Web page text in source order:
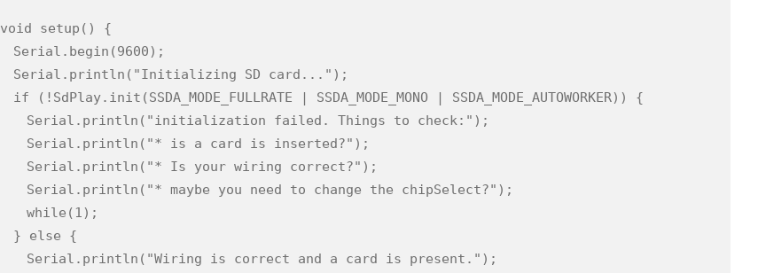
void setup() {
Serial.begin(9600);
Serial.println("Initializing SD card...");
if (!SdPlay.init(SSDA_MODE_FULLRATE | SSDA_MODE_MONO | SSDA_MODE_AUTOWORKER)) {
Serial.println("initialization failed. Things to check:");
Serial.println("* is a card is inserted?");
Serial.println("* Is your wiring correct?");
Serial.println("* maybe you need to change the chipSelect?");
while(1);
} else {
Serial.println("Wiring is correct and a card is present.");